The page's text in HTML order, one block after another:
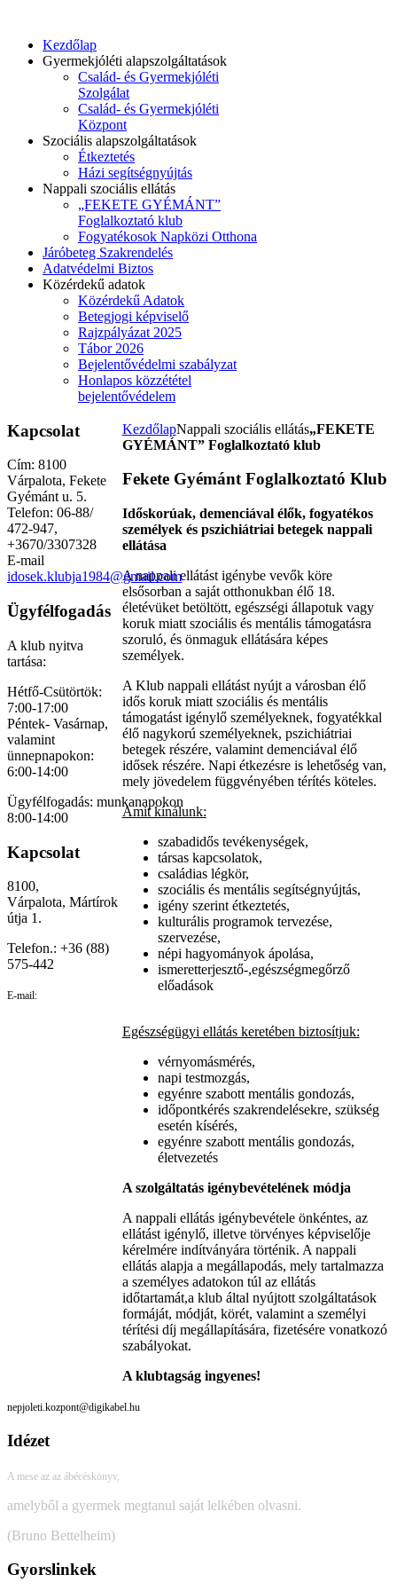
Kezdőlap
Gyermekjóléti alapszolgáltatások
Család- és Gyermekjóléti
Szolgálat
Család- és Gyermekjóléti
Központ
Szociális alapszolgáltatások
Étkeztetés
Házi segítségnyújtás
Nappali szociális ellátás
„FEKETE GYÉMÁNT”
Foglalkoztató klub
Fogyatékosok Napközi Otthona
Járóbeteg Szakrendelés
Adatvédelmi Biztos
Közérdekű adatok
Közérdekű Adatok
Betegjogi képviselő
Rajzpályázat 2025
Tábor 2026
Bejelentővédelmi szabályzat
Honlapos közzététel
bejelentővédelem
KezdőlapNappali szociális ellátás„FEKETE
GYÉMÁNT” Foglalkoztató klub
Fekete Gyémánt Foglalkoztató Klub
Időskorúak, demenciával élők, fogyatékos
személyek és pszichiátriai betegek nappali
ellátása
A nappali ellátást igénybe vevők köre
elsősorban a saját otthonukban élő 18.
életévüket betöltött, egészségi állapotuk vagy
koruk miatt szociális és mentális támogatásra
szoruló, és önmaguk ellátására képes
személyek.
A Klub nappali ellátást nyújt a városban élő
idős koruk miatt szociális és mentális
támogatást igénylő személyeknek, fogyatékkal
élő nagykorú személyeknek, pszichiátriai
betegek részére, valamint demenciával élő
idősek részére. Napi étkezésre is lehetőség van,
mely jövedelem függvényében térítés köteles.
Amit kínálunk:
szabadidős tevékenységek,
társas kapcsolatok,
családias légkör,
szociális és mentális segítségnyújtás,
igény szerint étkeztetés,
kulturális programok tervezése,
szervezése,
népi hagyományok ápolása,
ismeretterjesztő-,egészségmegőrző
előadások
Egészségügyi ellátás keretében biztosítjuk:
vérnyomásmérés,
napi testmozgás,
egyénre szabott mentális gondozás,
időpontkérés szakrendelésekre, szükség
esetén kísérés,
egyénre szabott mentális gondozás,
életvezetés
A szolgáltatás igénybevételének módja
A nappali ellátás igénybevétele önkéntes, az
ellátást igénylő, illetve törvényes képviselője
kérelmére indítványára történik. A nappali
ellátás alapja a megállapodás, mely tartalmazza
a személyes adatokon túl az ellátás
időtartamát,a klub által nyújtott szolgáltatások
formáját, módját, körét, valamint a személyi
térítési díj megállapítására, fizetésére vonatkozó
szabályokat.
A klubtagság ingyenes!
Kapcsolat
Cím: 8100
Várpalota, Fekete
Gyémánt u. 5.
Telefon: 06-88/
472-947,
+3670/3307328
E-mail
idosek.klubja1984@gmail.com
Ügyfélfogadás
A klub nyitva
tartása:
Hétfő-Csütörtök:
7:00-17:00
Péntek- Vasárnap,
valamint
ünnepnapokon:
6:00-14:00
Ügyfélfogadás: munkanapokon
8:00-14:00
Kapcsolat
8100,
Várpalota, Mártírok
útja 1.
Telefon.: +36 (88)
575-442
E-mail:
nepjoleti.kozpont@digikabel.hu
Idézet
A mese az az ábécéskönyv,
amelyből a gyermek megtanul saját lelkében olvasni.
(Bruno Bettelheim)
Gyorslinkek